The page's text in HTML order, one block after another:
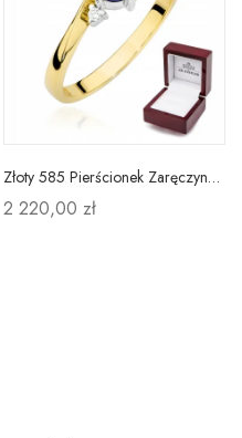
Złoty 585 Pierścionek Zaręczynowy Szafir Diamenty
2 220,00 zł